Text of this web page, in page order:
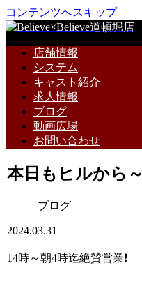
コンテンツへスキップ
店舗情報
システム
キャスト紹介
求人情報
ブログ
動画広場
お問い合わせ
本日もヒルから～
ブログ
2024.03.31
14時～朝4時迄絶賛営業❗